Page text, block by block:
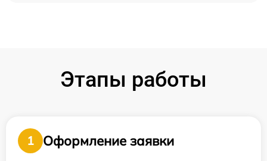
Этапы работы
1
Оформление заявки